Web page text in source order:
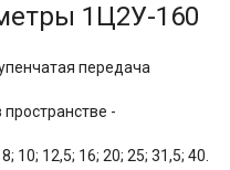
1Ц2У-160
передача
-
8; 10; 12,5; 16; 20; 25; 31,5; 40.